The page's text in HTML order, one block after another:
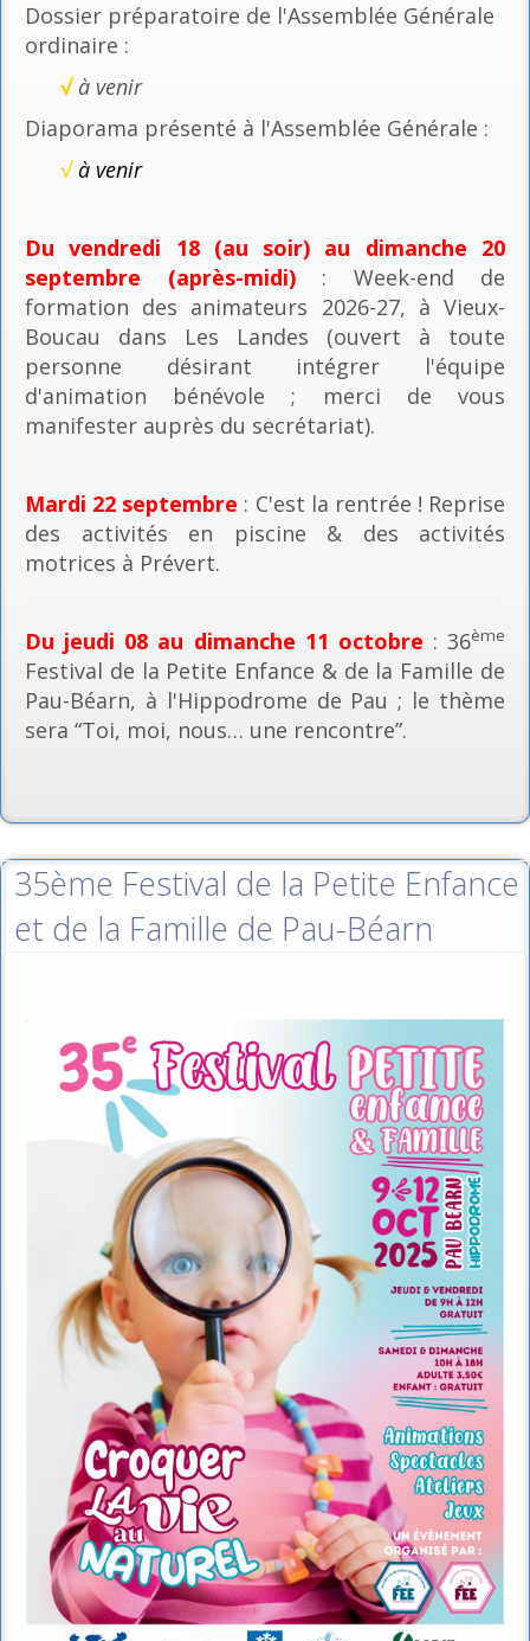
Dossier préparatoire de l'Assemblée Générale
ordinaire :
√ à venir
Diaporama présenté à l'Assemblée Générale :
√à venir
Du vendredi 18 (au soir) au dimanche 20
septembre (après-midi): Week-end de
formation des animateurs 2026-27, à Vieux-
Boucau dans Les Landes (ouvert à toute
personne désirant intégrer l'équipe
d'animation bénévole ; merci de vous
manifester auprès du secrétariat).
Mardi 22 septembre : C'est la rentrée ! Reprise
des activités en piscine & des activités
motrices à Prévert.
Du jeudi 08 au dimanche 11 octobre : 36ème
Festival de la Petite Enfance & de la Famille de
Pau-Béarn, à l'Hippodrome de Pau ; le thème
sera “Toi, moi, nous… une rencontre”.
35ème Festival de la Petite Enfance
et de la Famille de Pau-Béarn